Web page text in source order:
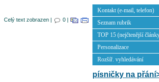
Celý text zobrazen | 0 |
Kontakt (e-mail, telefon)
Seznam rubrik
TOP 15 (nejčtenější
Personalizace
Rozšíř. vyhledávání
písničky na